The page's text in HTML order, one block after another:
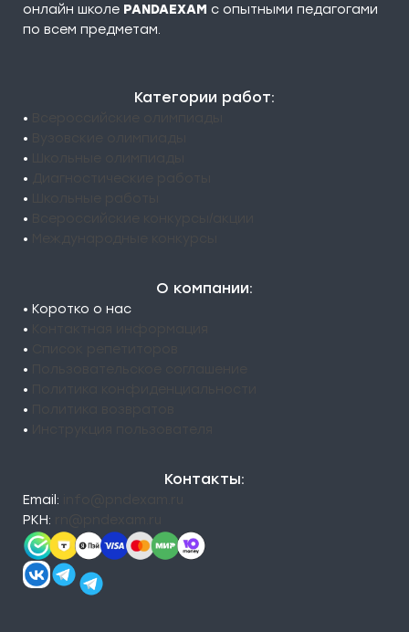
онлайн школе PANDAEXAM c опытными педагогами
по всем предметам.
Категории работ:
•
•
•
•
•
•
•
О компании:
• Коротко о нас
•
•
•
•
•
•
Контакты:
Email:
РКН: